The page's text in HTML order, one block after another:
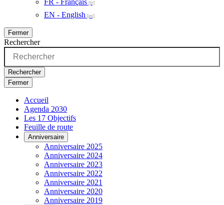
FR - Français
EN - English
Fermer
Rechercher
Rechercher
Fermer
Accueil
Agenda 2030
Les 17 Objectifs
Feuille de route
Anniversaire
Anniversaire 2025
Anniversaire 2024
Anniversaire 2023
Anniversaire 2022
Anniversaire 2021
Anniversaire 2020
Anniversaire 2019